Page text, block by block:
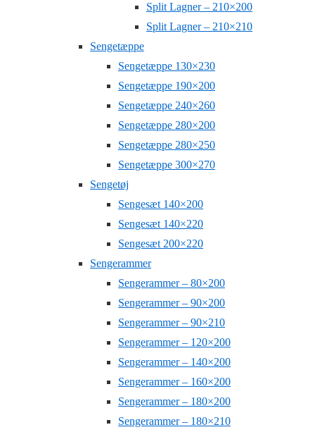
Split Lagner – 210×200
Split Lagner – 210×210
Sengetæppe
Sengetæppe 130×230
Sengetæppe 190×200
Sengetæppe 240×260
Sengetæppe 280×200
Sengetæppe 280×250
Sengetæppe 300×270
Sengetøj
Sengesæt 140×200
Sengesæt 140×220
Sengesæt 200×220
Sengerammer
Sengerammer – 80×200
Sengerammer – 90×200
Sengerammer – 90×210
Sengerammer – 120×200
Sengerammer – 140×200
Sengerammer – 160×200
Sengerammer – 180×200
Sengerammer – 180×210